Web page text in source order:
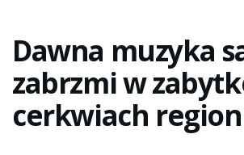
Dawna muzyka
zabrzmi w
cerkwiach